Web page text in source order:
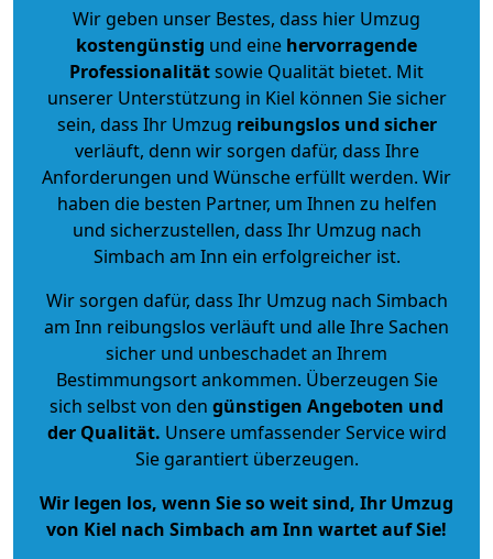
Wir geben unser Bestes, dass hier Umzug
kostengünstig und eine hervorragende
Professionalitätsowie Qualität bietet. Mit
unserer Unterstützung in Kiel können Sie sicher
sein, dass Ihr Umzug reibungslos und sicher
verläuft, denn wir sorgen dafür, dass Ihre
Anforderungen und Wünsche erfüllt werden. Wir
haben die besten Partner, um Ihnen zu helfen
und sicherzustellen, dass Ihr Umzug nach
Simbach am Inn ein erfolgreicher ist.
Wir sorgen dafür, dass Ihr Umzug nach Simbach
am Inn reibungslos verläuft und alle Ihre Sachen
sicher und unbeschadet an Ihrem
Bestimmungsort ankommen. Überzeugen Sie
sich selbst von den günstigen Angeboten und
der Qualität. Unsere umfassender Service wird
Sie garantiert überzeugen.
Wir legen los, wenn Sie so weit sind, Ihr Umzug
von Kiel nach Simbach am Inn wartet auf Sie!